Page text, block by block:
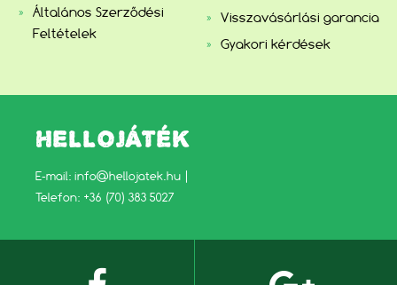
Általános Szerződési
Feltételek
Visszavásárlási garancia
Gyakori kérdések
HELLOJÁTÉK
E-mail: info@hellojatek.hu
Telefon: +36 (70) 383 5027